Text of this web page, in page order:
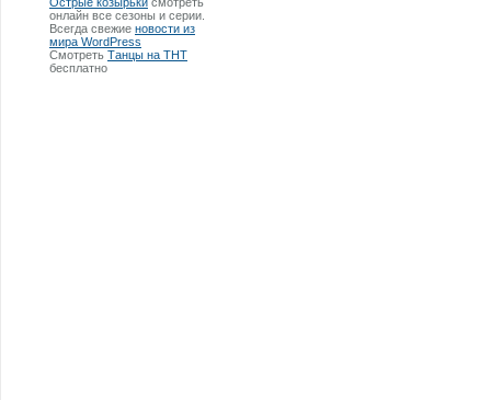
онлайн все сезоны и серии.
Всегда свежие новости из
мира WordPress
Смотреть Танцы на ТНТ
бесплатно